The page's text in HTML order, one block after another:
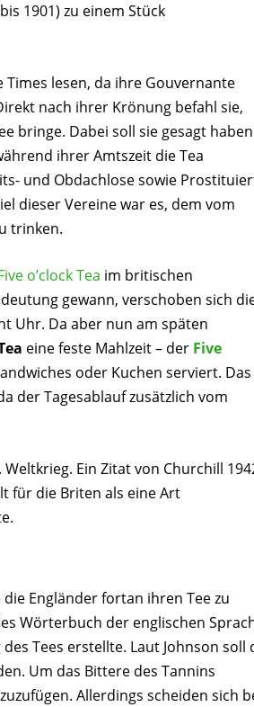
1901) zu einem Stück
lesen, da ihre Gouvernante
nach ihrer Krönung befahl sie,
bringe. Dabei soll sie gesagt
ihrer Amtszeit dieTea
und Obdachlose sowie
dieser Vereine war es, dem vom
trinken.
o’clock Tea im britischen
gewann, verschoben sich
Uhr. Da aber nun am späten
eine feste Mahlzeit – der Five
oder Kuchen serviert. Das
der Tagesablauf zusätzlich vom
Ein Zitat von Churchill
für die Briten als eine Art
Engländer fortan ihren Tee zu
Wörterbuch der englischen
Tees erstellte. Laut Johnson soll
Um das Bittere des Tannins
Allerdings scheiden sich